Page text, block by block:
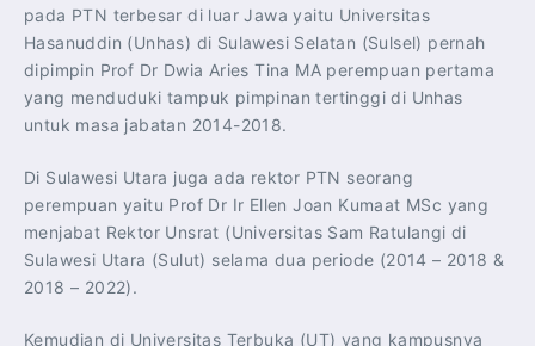
pada PTN terbesar di luar Jawa yaitu Universitas
Hasanuddin (Unhas) di Sulawesi Selatan (Sulsel) pernah
dipimpin Prof Dr Dwia Aries Tina MA perempuan pertama
yang menduduki tampuk pimpinan tertinggi di Unhas
untuk masa jabatan 2014-2018.
Di Sulawesi Utara juga ada rektor PTN seorang
perempuan yaitu Prof Dr Ir Ellen Joan Kumaat MSc yang
menjabat Rektor Unsrat (Universitas Sam Ratulangi di
Sulawesi Utara (Sulut) selama dua periode (2014 – 2018 &
2018 – 2022).
Kemudian di Universitas Terbuka (UT) yang kampusnya